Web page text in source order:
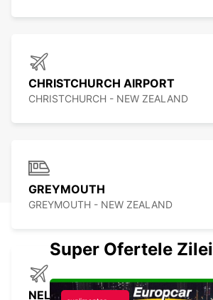
CHRISTCHURCH AIRPORT
CHRISTCHURCH - NEW ZEALAND
GREYMOUTH
GREYMOUTH - NEW ZEALAND
NELSON AIRPORT
Super Ofertele Zilei